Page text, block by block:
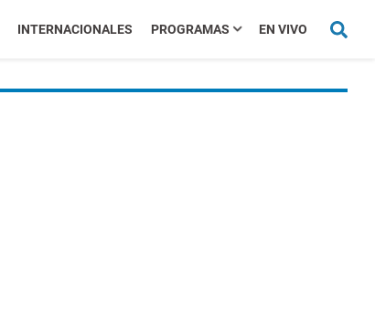
INTERNACIONALES PROGRAMAS EN VIVO